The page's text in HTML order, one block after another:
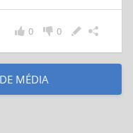
0
0
MÉDIA